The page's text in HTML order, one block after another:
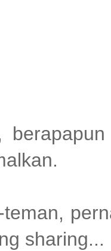
teman,
sharing...